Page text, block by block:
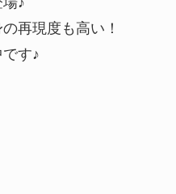
再現度も高い！
す♪